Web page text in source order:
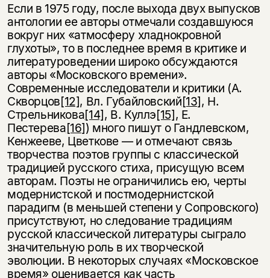
Если в 1975 году, после выхода двух выпусков
антологии ее авторы отмечали создавшуюся
вокруг них «атмосферу хладнокровной
глухоты», то в последнее время в критике и
литературоведении широко обсуждаются
авторы «Московского времени».
Современные исследователи и критики (А.
Скворцов[12], Вл. Губайловский[13], Н.
Стрельникова[14], В. Куллэ[15], Е.
Пестерева[16]) много пишут о Гандлевском,
Кенжееве, Цветкове — и отмечают связь
творчества поэтов группы с классической
традицией русского стиха, присущую всем
авторам. Поэты не ограничились ею, черты
модернистской и постмодернистской
парадигм (в меньшей степени у Сопровского)
присутствуют, но следование традициям
русской классической литературы сыграло
значительную роль в их творческой
эволюции. В некоторых случаях «Московское
время» оценивается как часть